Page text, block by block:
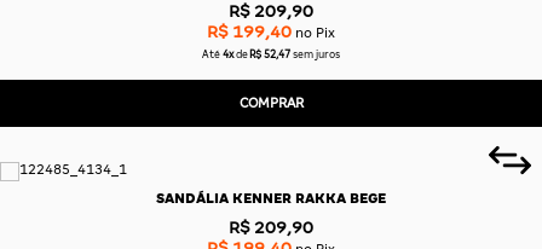
R$ 209,90
R$ 199,40 no Pix
Até 4x de R$ 52,47 sem juros
COMPRAR
SANDÁLIA KENNER RAKKA BEGE
R$ 209,90